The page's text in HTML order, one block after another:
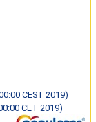
CEST 2019)
CET 2019)